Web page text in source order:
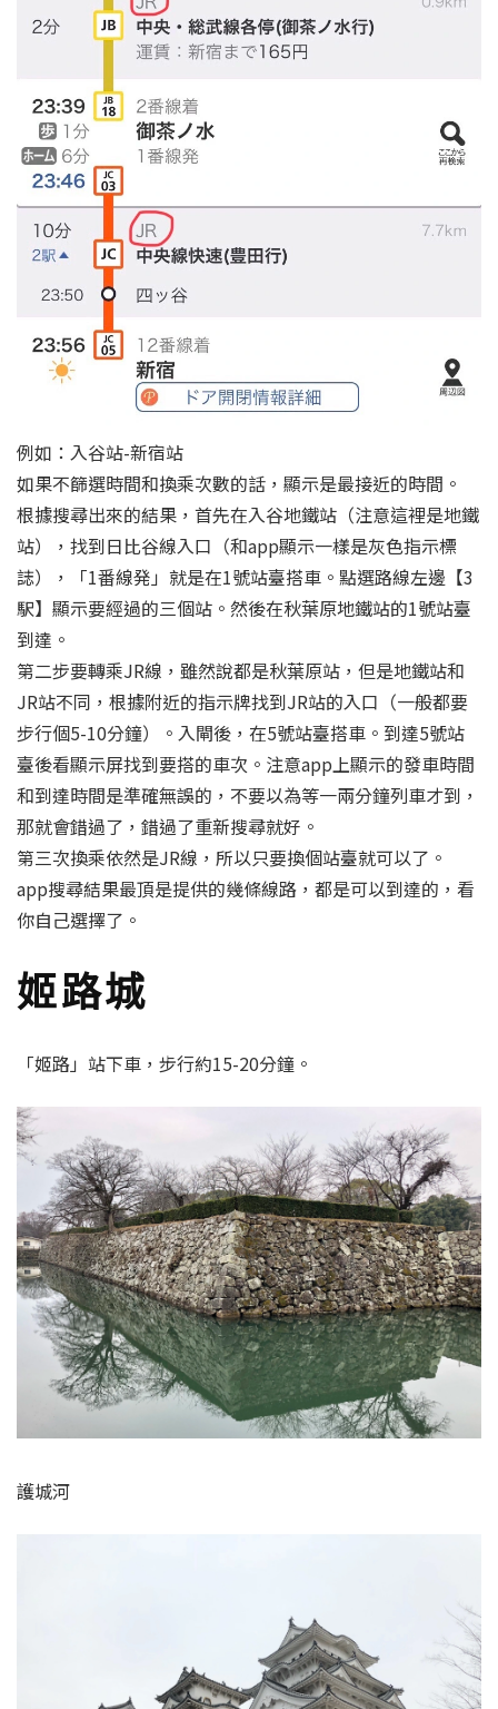
例如：入谷站-新宿站
如果不篩選時間和換乘次數的話，顯示是最接近的時間。
根據搜尋出來的結果，首先在入谷地鐵站（注意這裡是地鐵
站），找到日比谷線入口（和app顯示一樣是灰色指示標
誌），「1番線発」就是在1號站臺搭車。點選路線左邊【3
駅】顯示要經過的三個站。然後在秋葉原地鐵站的1號站臺
到達。
第二步要轉乘JR線，雖然說都是秋葉原站，但是地鐵站和
JR站不同，根據附近的指示牌找到JR站的入口（一般都要
步行個5-10分鐘）。入閘後，在5號站臺搭車。到達5號站
臺後看顯示屏找到要搭的車次。注意app上顯示的發車時間
和到達時間是準確無誤的，不要以為等一兩分鐘列車才到，
那就會錯過了，錯過了重新搜尋就好。
第三次換乘依然是JR線，所以只要換個站臺就可以了。
app搜尋結果最頂是提供的幾條線路，都是可以到達的，看
你自己選擇了。
姬路城
「姬路」站下車，步行約15-20分鐘。
護城河